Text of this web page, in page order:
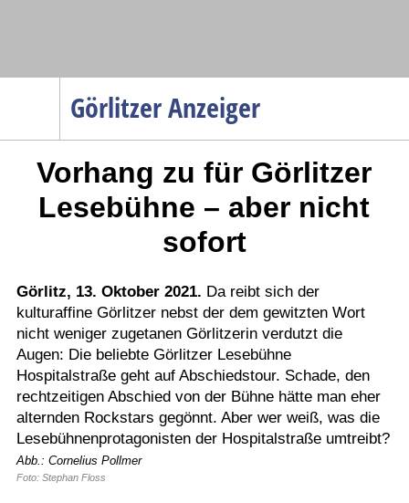
Görlitzer Anzeiger
Menüpunkte
Politik
Gesellschaft
Verkehr
Gesundheit
Kultur
Sport
Termine
Kostenlos
Vorhang zu für Görlitzer
Lesebühne – aber nicht
sofort
Görlitz, 13. Oktober 2021. Da reibt sich der
kulturaffine Görlitzer nebst der dem gewitzten Wort
nicht weniger zugetanen Görlitzerin verdutzt die
Augen: Die beliebte Görlitzer Lesebühne
Hospitalstraße geht auf Abschiedstour. Schade, den
rechtzeitigen Abschied von der Bühne hätte man eher
alternden Rockstars gegönnt. Aber wer weiß, was die
Lesebühnenprotagonisten der Hospitalstraße umtreibt?
Abb.: Cornelius Pollmer
Foto: Stephan Floss